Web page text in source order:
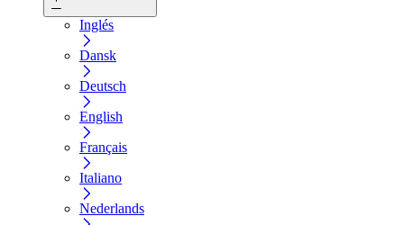
Inglés
Dansk
Deutsch
English
Français
Italiano
Nederlands